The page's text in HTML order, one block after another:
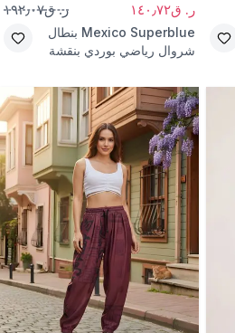
ر. ق١٤٠٫٧٢ ر. ق١٩٢٫٠٧
Mexico Superblue بنطال
شروال رياضي بوردي بنقشة